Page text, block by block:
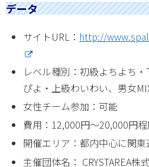
データ
サイトURL： http://
レベル種別：初級よちよち
ぴよ・上級わいわい、男女
女性チーム参加：可能
費用：12,000円～20,000円
開催エリア：都内中心に関東
主催団体名： CRYSTAREA株